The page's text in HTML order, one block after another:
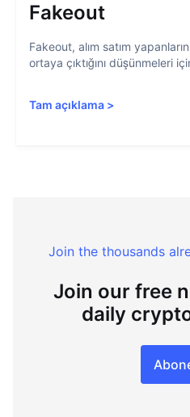
Fakeout
Fakeout, alım satım
ortaya çıktığını düşünmeleri
Tam açıklama >
Join the thousands
Join our free
daily